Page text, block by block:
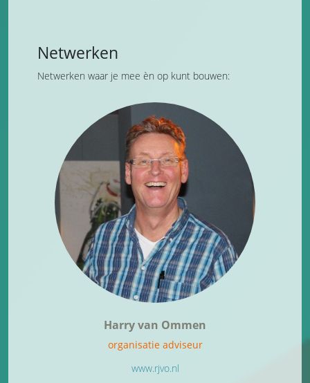
Netwerken
Netwerken waar je mee èn op kunt bouwen:
Harry van Ommen
organisatie adviseur
www.rjvo.nl